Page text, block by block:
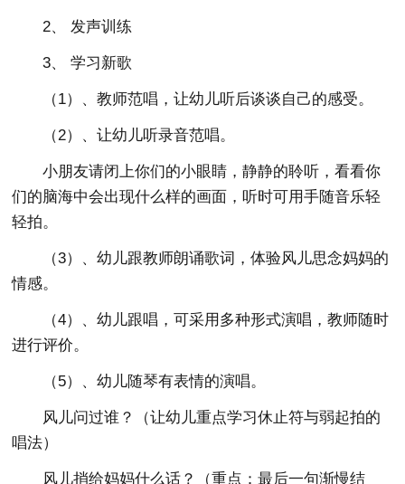
2、 发声训练
3、 学习新歌
（1）、教师范唱，让幼儿听后谈谈自己的感受。
（2）、让幼儿听录音范唱。
小朋友请闭上你们的小眼睛，静静的聆听，看看你
们的脑海中会出现什么样的画面，听时可用手随音乐轻
轻拍。
（3）、幼儿跟教师朗诵歌词，体验风儿思念妈妈的
情感。
（4）、幼儿跟唱，可采用多种形式演唱，教师随时
进行评价。
（5）、幼儿随琴有表情的演唱。
风儿问过谁？（让幼儿重点学习休止符与弱起拍的
唱法）
风儿捎给妈妈什么话？（重点：最后一句渐慢结